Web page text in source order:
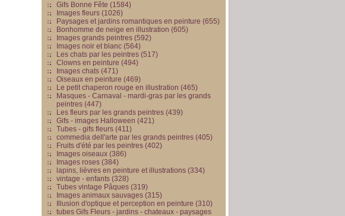
Gifs Bonne Fête (1584)
Images fleurs (1026)
Paysages et jardins romantiques en peinture (655)
Bonhomme de neige en illustration (605)
Images grands peintres (592)
Images noir et blanc (564)
Les chats par les peintres (517)
Clowns en peinture (494)
Images chats (471)
Oiseaux en peinture (469)
Le petit chaperon rouge en illustration (465)
Masques - Carnaval - mardi-gras par les grands
peintres (447)
Les fleurs par les grands peintres (439)
Gifs - images Halloween (421)
Tubes - gifs fleurs (411)
commedia dell'arte par les grands peintres (405)
Fruits d'été par les peintres (402)
Images oiseaux (386)
Images roses (384)
lapins, lièvres en peinture et illustrations (334)
vintage - enfants (328)
Tubes vintage Pâques (319)
Images animaux sauvages (315)
Illusion d'optique et perception en peinture (310)
tubes Gifs Fleurs - jardins - chateaux - paysages